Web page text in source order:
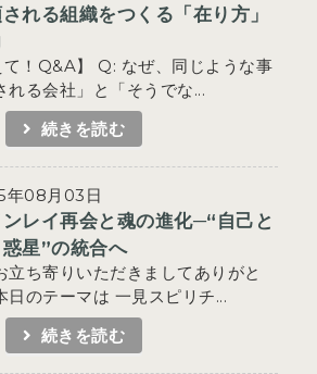
れる組織をつくる「在り方」
て！Q&A】 Q: なぜ、同じような事
る会社」と「そうでな...
続きを読む
年08月03日
レイ再会と魂の進化─“自己と
星”の統合へ
立ち寄りいただきましてありがと
日のテーマは 一見スピリチ...
続きを読む